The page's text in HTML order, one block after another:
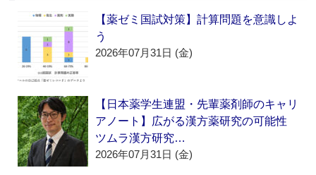
【薬ゼミ国試対策】計算問題を意識しよ
う
2026年07月31日 (金)
【日本薬学生連盟・先輩薬剤師のキャリ
アノート】広がる漢方薬研究の可能性
ツムラ漢方研究…
2026年07月31日 (金)